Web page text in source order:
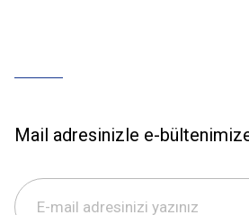
Mail adresinizle e-